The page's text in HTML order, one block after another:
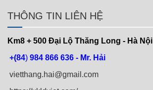
THÔNG TIN LIÊN HỆ
Km8 + 500 Đại Lộ Thăng Long - Hà Nội
+(84) 984 866 636 - Mr. Hải
vietthang.hai@gmail.com